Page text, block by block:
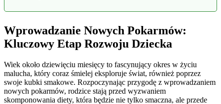
Wprowadzanie Nowych Pokarmów:
Kluczowy Etap Rozwoju Dziecka
Wiek około dziewięciu miesięcy to fascynujący okres w życiu
malucha, który coraz śmielej eksploruje świat, również poprzez
swoje kubki smakowe. Rozpoczynając przygodę z wprowadzaniem
nowych pokarmów, rodzice stają przed wyzwaniem
skomponowania diety, która będzie nie tylko smaczna, ale przede